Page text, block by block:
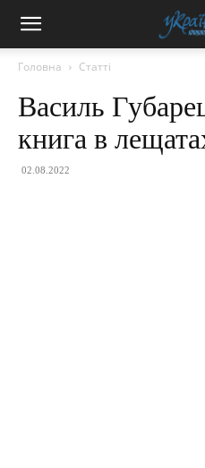
Головна Статті
Василь
книга в
02.08.2022